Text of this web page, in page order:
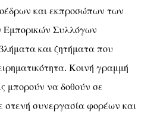
και εκπροσώπων των
Εμπορικών Συλλόγων
και ζητήματα που
Κοινή γραμμή
μπορούν να δοθούν σε
στενή συνεργασία φορέων και